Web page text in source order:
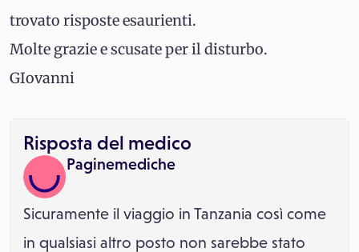
trovato risposte esaurienti.
Molte grazie e scusate per il disturbo.
GIovanni
Risposta del medico
Paginemediche
Sicuramente il viaggio in Tanzania così come
in qualsiasi altro posto non sarebbe stato